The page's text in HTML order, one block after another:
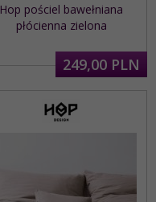
Hop pościel bawełniana
płócienna zielona
249,00 PLN